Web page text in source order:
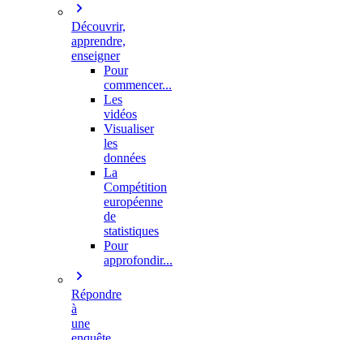
Découvrir,
apprendre,
enseigner
Pour
commencer...
Les
vidéos
Visualiser
les
données
La
Compétition
européenne
de
statistiques
Pour
approfondir...
Répondre
à
une